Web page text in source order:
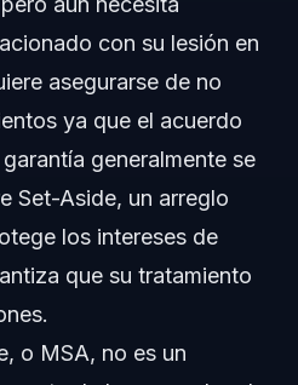
con su lesión en
asegurarse de no
ya que el acuerdo
generalmente se
Set-Aside, un arreglo
los intereses de
que su tratamiento
o MSA, no es un